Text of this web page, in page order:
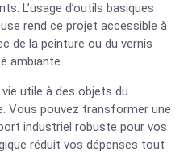
L’usage d’outils basiques
rend ce projet accessible à
de la peinture ou du vernis
ambiante .
vie utile à des objets du
Vous pouvez transformer une
industriel robuste pour vos
réduit vos dépenses tout